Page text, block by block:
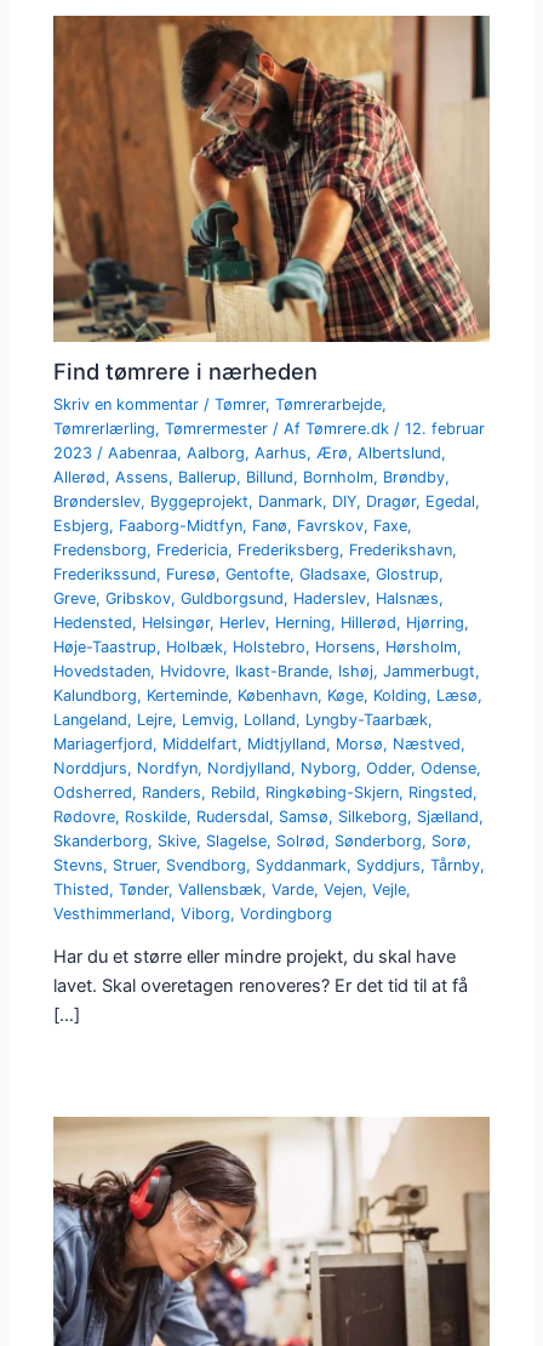
Find tømrere i nærheden
Skriv en kommentar /Tømrer,Tømrerarbejde,
Tømrerlærling,Tømrermester / AfTømrere.dk /12. februar
2023 /Aabenraa,Aalborg,Aarhus, Ærø,Albertslund,
Allerød,Assens, Ballerup, Billund, Bornholm, Brøndby,
Brønderslev, Byggeprojekt, Danmark, DIY, Dragør, Egedal,
Esbjerg, Faaborg-Midtfyn, Fanø, Favrskov, Faxe,
Fredensborg, Fredericia, Frederiksberg, Frederikshavn,
Frederikssund, Furesø,Gentofte,Gladsaxe,Glostrup,
Greve,Gribskov,Guldborgsund, Haderslev, Halsnæs,
Hedensted, Helsingør, Herlev, Herning, Hillerød, Hjørring,
Høje-Taastrup, Holbæk, Holstebro, Horsens, Hørsholm,
Hovedstaden, Hvidovre, Ikast-Brande, Ishøj,Jammerbugt,
Kalundborg, Kerteminde, København, Køge, Kolding, Læsø,
Langeland, Lejre, Lemvig, Lolland, Lyngby-Taarbæk,
Mariagerfjord, Middelfart, Midtjylland, Morsø, Næstved,
Norddjurs, Nordfyn, Nordjylland, Nyborg,Odder,Odense,
Odsherred, Randers, Rebild, Ringkøbing-Skjern, Ringsted,
Rødovre, Roskilde, Rudersdal, Samsø, Silkeborg, Sjælland,
Skanderborg, Skive, Slagelse, Solrød, Sønderborg, Sorø,
Stevns, Struer, Svendborg, Syddanmark, Syddjurs,Tårnby,
Thisted,Tønder,Vallensbæk,Varde,Vejen,Vejle,
Vesthimmerland,Viborg,Vordingborg
Har du et større eller mindre projekt, du skal have
lavet. Skal overetagen renoveres? Er det tid til at få
[…]